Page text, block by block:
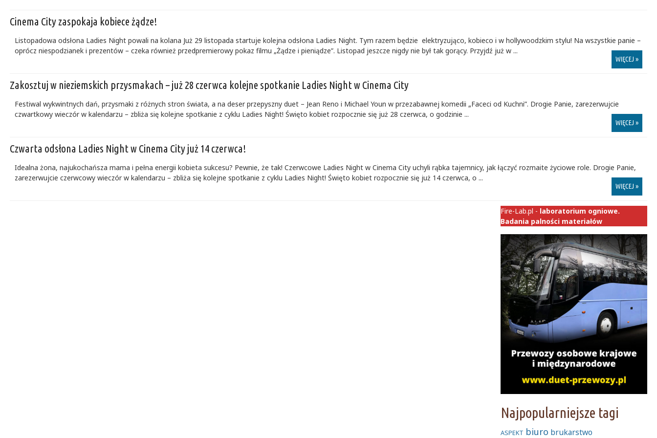
Cinema City zaspokaja kobiece żądze!
Listopadowa odsłona Ladies Night powali na kolana Już 29 listopada startuje kolejna odsłona Ladies Night. Tym razem będzie elektryzująco, kobieco i w hollywoodzkim stylu! Na wszystkie panie –
oprócz niespodzianek i prezentów – czeka również przedpremierowy pokaz filmu „Żądze i pieniądze”. Listopad jeszcze nigdy nie był tak gorący. Przyjdź już w ...
WIĘCEJ »
Zakosztuj w nieziemskich przysmakach – już 28 czerwca kolejne spotkanie Ladies Night w Cinema City
Festiwal wykwintnych dań, przysmaki z różnych stron świata, a na deser przepyszny duet – Jean Reno i Michael Youn w przezabawnej komedii „Faceci od Kuchni”. Drogie Panie, zarezerwujcie
czwartkowy wieczór w kalendarzu – zbliża się kolejne spotkanie z cyklu Ladies Night! Święto kobiet rozpocznie się już 28 czerwca, o godzinie ...
WIĘCEJ »
Czwarta odsłona Ladies Night w Cinema City już 14 czerwca!
Idealna żona, najukochańsza mama i pełna energii kobieta sukcesu? Pewnie, że tak! Czerwcowe Ladies Night w Cinema City uchyli rąbka tajemnicy, jak łączyć rozmaite życiowe role. Drogie Panie,
zarezerwujcie czerwcowy wieczór w kalendarzu – zbliża się kolejne spotkanie z cyklu Ladies Night! Święto kobiet rozpocznie się już 14 czerwca, o ...
WIĘCEJ »
Fire-Lab.pl - laboratorium ogniowe.
Badania palności materiałów
Najpopularniejsze tagi
ASPEKT biuro brukarstwo